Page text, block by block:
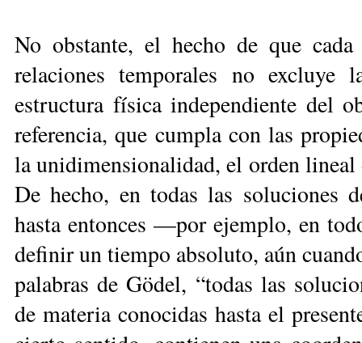
No obstante, el hecho de que cada
relaciones temporales no excluye
estructura física independiente del
referencia, que cumpla con las
la unidimensionalidad, el orden lineal
De hecho, en todas las soluciones
hasta entonces —por ejemplo, en
definir un tiempo absoluto, aún
palabras de Gödel, “todas las
de materia conocidas hasta el